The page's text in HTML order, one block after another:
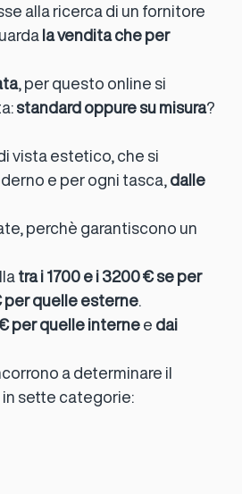
Sistemi antiseqestro
alla ricerca di un fornitore
la vendita che per
, per questo online si
standard oppure su misura?
vista estetico, che si
e per ogni tasca, dalle
perchè garantiscono un
tra i 1700 e i 3200 € se per
per quelle esterne
per quelle interne e dai
a determinare il
sette categorie: